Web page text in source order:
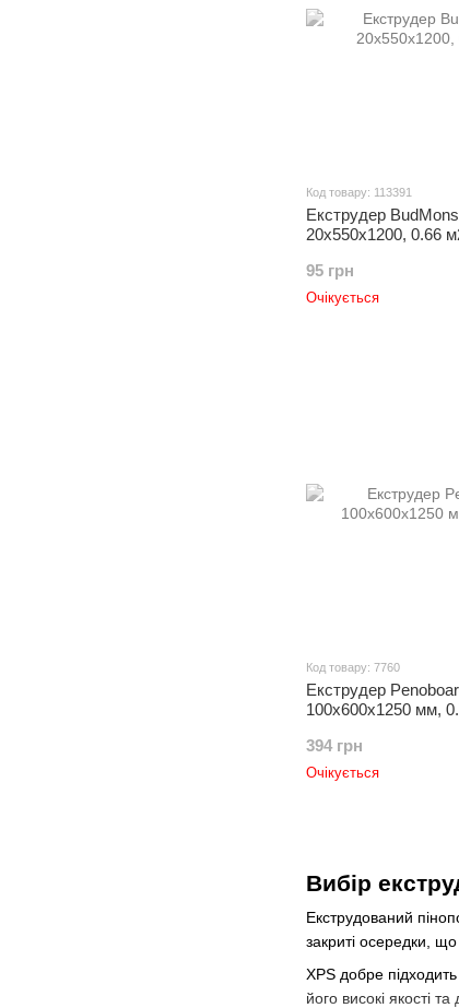
Вибір
Екструдований
закриті осередки,
XPS добре
його високі якості
Код товару: 113391
Екструдер
20х550х1200, 0.66
95 грн
Очікується
Код товару: 7760
Екструдер
100х600х1250 мм,
394 грн
Очікується